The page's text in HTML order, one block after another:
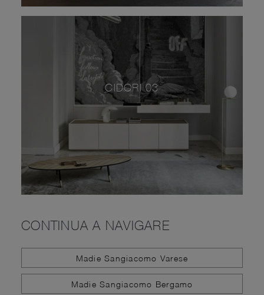
CIDORI 03
CONTINUA A NAVIGARE
Madie Sangiacomo Varese
Madie Sangiacomo Bergamo